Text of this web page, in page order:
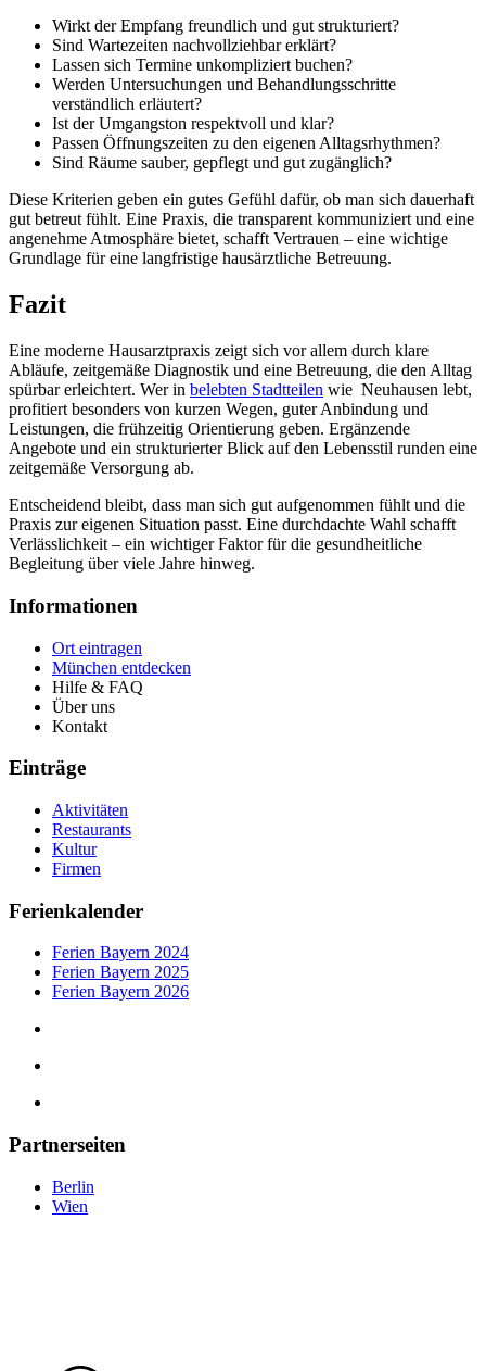
Wirkt der Empfang freundlich und gut strukturiert?
Sind Wartezeiten nachvollziehbar erklärt?
Lassen sich Termine unkompliziert buchen?
Werden Untersuchungen und Behandlungsschritte
verständlich erläutert?
Ist der Umgangston respektvoll und klar?
Passen Öffnungszeiten zu den eigenen Alltagsrhythmen?
Sind Räume sauber, gepflegt und gut zugänglich?
Diese Kriterien geben ein gutes Gefühl dafür, ob man sich dauerhaft
gut betreut fühlt. Eine Praxis, die transparent kommuniziert und eine
angenehme Atmosphäre bietet, schafft Vertrauen – eine wichtige
Grundlage für eine langfristige hausärztliche Betreuung.
Fazit
Eine moderne Hausarztpraxis zeigt sich vor allem durch klare
Abläufe, zeitgemäße Diagnostik und eine Betreuung, die den Alltag
spürbar erleichtert. Wer in belebten Stadtteilen wie Neuhausen lebt,
profitiert besonders von kurzen Wegen, guter Anbindung und
Leistungen, die frühzeitig Orientierung geben. Ergänzende
Angebote und ein strukturierter Blick auf den Lebensstil runden eine
zeitgemäße Versorgung ab.
Entscheidend bleibt, dass man sich gut aufgenommen fühlt und die
Praxis zur eigenen Situation passt. Eine durchdachte Wahl schafft
Verlässlichkeit – ein wichtiger Faktor für die gesundheitliche
Begleitung über viele Jahre hinweg.
Informationen
Ort eintragen
München entdecken
Hilfe & FAQ
Über uns
Kontakt
Einträge
Aktivitäten
Restaurants
Kultur
Firmen
Ferienkalender
Ferien Bayern 2024
Ferien Bayern 2025
Ferien Bayern 2026
Partnerseiten
Berlin
Wien